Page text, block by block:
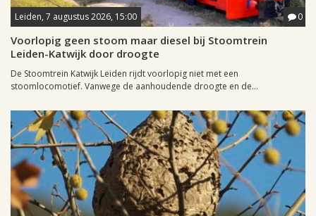
Leiden, 7 augustus 2026, 15:00 0
Voorlopig geen stoom maar diesel bij Stoomtrein
Leiden-Katwijk door droogte
De Stoomtrein Katwijk Leiden rijdt voorlopig niet met een
stoomlocomotief. Vanwege de aanhoudende droogte en de...